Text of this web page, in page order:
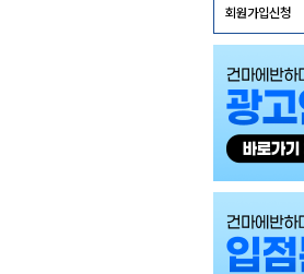
회원가입신청